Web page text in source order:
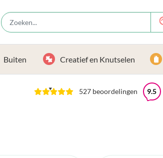
Buiten Creatief en Knutselen
527 beoordelingen 9.5